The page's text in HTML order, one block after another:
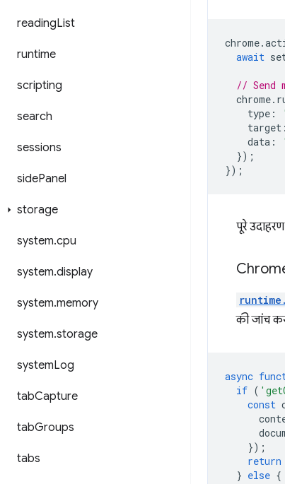
readingList
runtime
scripting
search
sessions
sidePanel
storage
system.cpu
system.display
system.memory
system.storage
systemLog
tabCapture
tabGroups
tabs
chrome.
await
// Send
chrome.
type :
target :
data :
});
});
पूरे
की जांच
async
if (
const
});
return
} else {